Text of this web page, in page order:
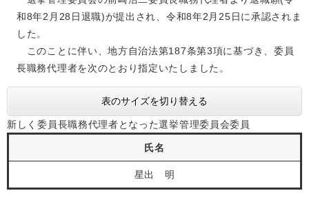
和8年2月28日退職)が提出され、令和8年2月25日に承認されま
した。
このことに伴い、地方自治法第187条第3項に基づき、委員
長職務代理者を次のとおり指定いたしました。
表のサイズを切り替える
新しく委員長職務代理者となった選挙管理委員会委員
氏名
星出 明